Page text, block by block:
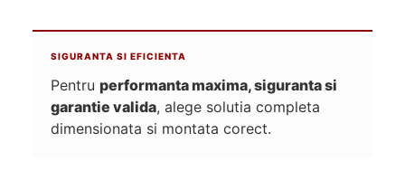
SIGURANTA SI EFICIENTA
Pentru performanta maxima, siguranta si
garantie valida, alege solutia completa
dimensionata si montata corect.